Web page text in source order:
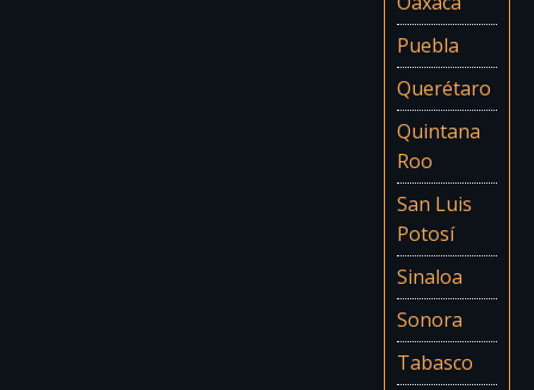
Puebla
Querétaro
Quintana
Roo
San Luis
Potosí
Sinaloa
Sonora
Tabasco